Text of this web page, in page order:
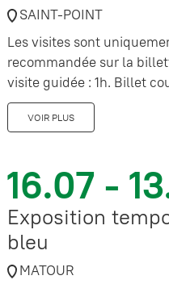
SAINT-POINT
Les visites sont
recommandée sur la
visite guidée : 1h. Billet
VOIR PLUS
16.07 -
Exposition
bleu
MATOUR